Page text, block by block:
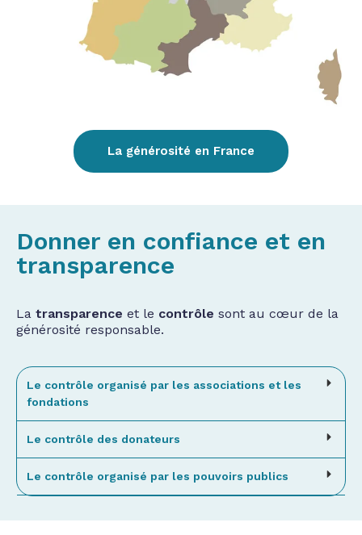
La générosité en France
Donner en confiance et en
transparence
La transparence et le contrôle sont au cœur de la
générosité responsable.
Le contrôle organisé par les associations et les
fondations
Le contrôle des donateurs
Le contrôle organisé par les pouvoirs publics